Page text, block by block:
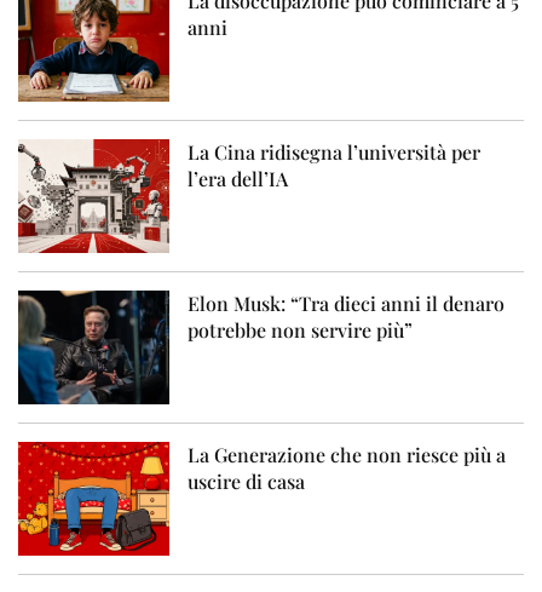
anni
La Cina ridisegna l’università per
l’era dell’IA
Elon Musk: “Tra dieci anni il denaro
potrebbe non servire più”
La Generazione che non riesce più a
uscire di casa